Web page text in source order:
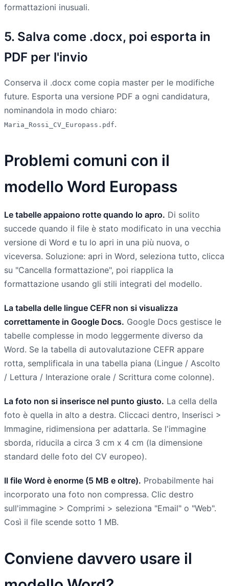
formattazioni inusuali.
5. Salva come .docx, poi esporta in
PDF per l'invio
Conserva il .docx come copia master per le modifiche
future. Esporta una versione PDF a ogni candidatura,
nominandola in modo chiaro:
Maria_Rossi_CV_Europass.pdf.
Problemi comuni con il
modello Word Europass
Le tabelle appaiono rotte quando lo apro. Di solito
succede quando il file è stato modificato in una vecchia
versione di Word e tu lo apri in una più nuova, o
viceversa. Soluzione: apri in Word, seleziona tutto, clicca
su "Cancella formattazione", poi riapplica la
formattazione usando gli stili integrati del modello.
La tabella delle lingue CEFR non si visualizza
correttamente in Google Docs. Google Docs gestisce le
tabelle complesse in modo leggermente diverso da
Word. Se la tabella di autovalutazione CEFR appare
rotta, semplificala in una tabella piana (Lingue / Ascolto
/ Lettura / Interazione orale / Scrittura come colonne).
La foto non si inserisce nel punto giusto. La cella della
foto è quella in alto a destra. Cliccaci dentro, Inserisci >
Immagine, ridimensiona per adattarla. Se l'immagine
sborda, riducila a circa 3 cm x 4 cm (la dimensione
standard delle foto del CV europeo).
Il file Word è enorme (5 MB e oltre). Probabilmente hai
incorporato una foto non compressa. Clic destro
sull'immagine > Comprimi > seleziona "Email" o "Web".
Così il file scende sotto 1 MB.
Conviene davvero usare il